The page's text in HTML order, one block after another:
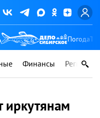
Погода
Финансы Регионы
иркутянам